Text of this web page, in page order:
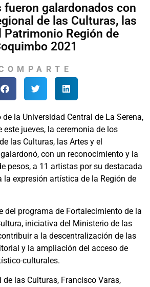
fueron galardonados con
de las Culturas, las
Patrimonio Región de
2021
la Universidad Central de La Serena,
este jueves, la ceremonia de los
las Culturas, las Artes y el
con un reconocimiento y la
pesos, a 11 artistas por su destacada
la expresión artística de la Región de
del programa de Fortalecimiento de la
iniciativa del Ministerio de las
a la descentralización de las
y la ampliación del acceso de
culturales.
de las Culturas, Francisco Varas,